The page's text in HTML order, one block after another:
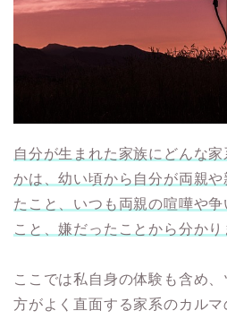
自分が生まれた家族にどんな
かは、幼い頃から自分が両親
たこと、いつも両親の喧嘩や
こと、嫌だったことから分かり
ここでは私自身の体験も含め
方がよく直面する家系のカルマ